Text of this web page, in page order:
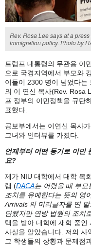
Rev. Rosa Lee says at a
immigration policy. Photo by
트럼프 대통령의 무관용 이
으로 국경지역에서 부모와
이들이 2300 명이 넘었다는
의 이 연신 목사(Rev. Rosa
프 정부의 이민정책을 규탄
표했다.
공보부에서는 이연신 목사가
그녀와 인터뷰를 가졌다.
언제부터 어떤 동기로 이민
요?
제가 NIU 대학에서 대학 목
램 (DACA는 어렸을 때 부모
조치를 유예한다는 뜻의 영
Arrivals’의 머리글자를 딴
단됐지만 연방 법원의 조치
택을 받아 대학에 재학 중인
사실을 알았습니다. 저의 사
그 학생들의 상황과 문제점